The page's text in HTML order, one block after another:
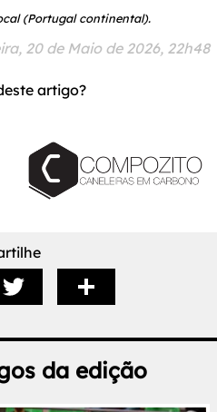
(Portugal continental).
20 de Maio de 2026, 22h48
artigo?
da edição